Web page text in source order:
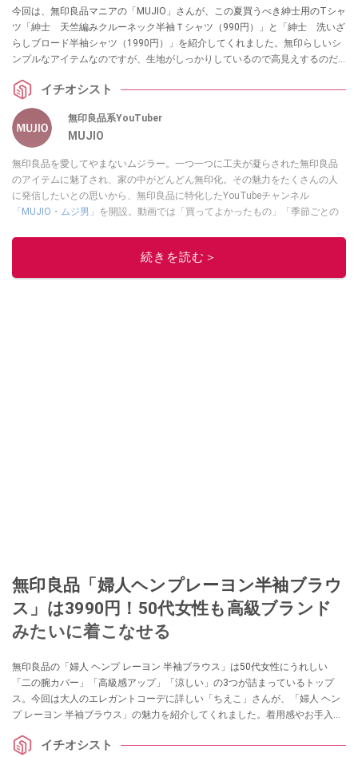
今回は、無印良品マニアの「MUJIO」さんが、この夏買うべき紳士用のTシャ
ツ「紳士 天竺編みクルーネック半袖Ｔシャツ（990円）」と「紳士 洗いざ
らしブロード半袖シャツ（1990円）」を紹介してくれました。無印らしいシ
ンプルなアイテムなのですが、生地がしっかりしているので高見えするのだ
くださいね。イチオシスト
無印良品系YouTuber
MUJIO
無印良品を愛してやまないムジラー。一つ一つに工夫が凝らされた無印良品
のアイテムに魅了され、家の中がどんどん無印化。その魅力をたくさんの人
に発信したいとの思いから、無印良品に特化したYouTubeチャンネル
「MUJIO・ムジ男」 を開設。動画では「買ってよかったもの」「季節ごとの
このイチオシストの他の記事を読む
続きを読む＞
無印良品「婦人ヘンプレーヨン半袖ブラウ
ス」は3990円！50代女性も高級ブランド
みたいに着こなせる
無印良品の「婦人 ヘンプ レーヨン 半袖ブラウス」は50代女性にうれしい
「二の腕カバー」「高級感アップ」「涼しい」の3つが詰まっているトップ
ス。今回は大人のエレガントコーデに詳しい「ちえこ」さんが、「婦人 ヘン
プ レーヨン 半袖ブラウス」の魅力を紹介してくれました。着用感やお手入れ
イチオシスト